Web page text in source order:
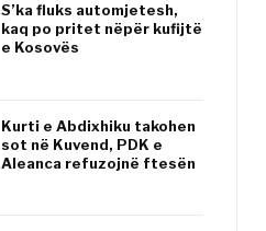
S’ka fluks automjetesh,
kaq po pritet nëpër kufijtë
e Kosovës
Kurti e Abdixhiku takohen
sot në Kuvend, PDK e
Aleanca refuzojnë ftesën